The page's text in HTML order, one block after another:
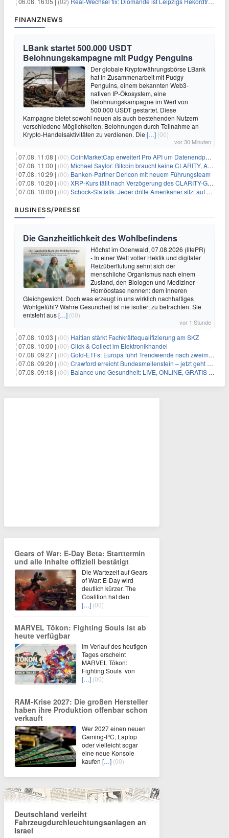
FINANZNEWS
LBank startet 500.000 USDT
Belohnungskampagne mit Pudgy Penguins
Der globale Kryptowährungsbörse LBank
hat in Zusammenarbeit mit Pudgy
Penguins, einem bekannten Web3-
nativen IP-Ökosystem, eine
Belohnungskampagne im Wert von
500.000 USDT gestartet. Diese
Kampagne bietet sowohl neuen als auch bestehenden Nutzern
verschiedene Möglichkeiten, Belohnungen durch Teilnahme an
Krypto-Handelsaktivitäten zu verdienen. Die […] (00)
vor 30 Minuten
07.08. 11:08 | (00) CoinMarketCap erweitert Pro API um Datenendpunkte für reale Vermögenswerte
07.08. 11:00 | (00) Michael Saylor: Bitcoin braucht keine CLARITY, Amerika schon
07.08. 10:29 | (00) Banken-Partner Dericon mit neuem Führungsteam
07.08. 10:20 | (00) XRP-Kurs fällt nach Verzögerung des CLARITY-Gesetzes, Analyst warnt vor schwachem August-Trend
07.08. 10:00 | (00) Schock-Statistik: Jeder dritte Amerikaner sitzt auf dem Trockenen – warum Sparen zur Luxus-Aktivität wird
BUSINESS/PRESSE
Die Ganzheitlichkeit des Wohlbefindens
Höchst im Odenwald, 07.08.2026 (lifePR)
- In einer Welt voller Hektik und digitaler
Reizüberflutung sehnt sich der
menschliche Organismus nach einem
Zustand, den Biologen und Mediziner
Homöostase nennen: dem inneren
Gleichgewicht. Doch was erzeugt in uns wirklich nachhaltiges
Wohlgefühl? Wahre Gesundheit ist nie isoliert zu betrachten. Sie
entsteht aus[…] (00)
vor 1 Stunde
07.08. 10:03 | (00) Haitian stärkt Fachkräftequalifizierung am SKZ
07.08. 10:00 | (00) Click & Collect im Elektronikhandel
07.08. 09:27 | (00) Gold-ETFs: Europa führt Trendwende nach zweimonatiger Schwächephase an
07.08. 09:20 | (00) Crawford erreicht Bundesmeilenstein – jetzt geht es in die finale Phase!
07.08. 09:18 | (00) Balance und Gesundheit: LIVE, ONLINE, GRATIS am Mi 19.08.2026 um 19:00 Uhr
Gears of War: E-Day Beta: Starttermin
und alle Inhalte offiziell bestätigt
Die Wartezeit auf Gears
of War: E-Day wird
deutlich kürzer. The
Coalition hat den
[…] (00)
MARVEL Tōkon: Fighting Souls ist ab
heute verfügbar
Im Verlauf des heutigen
Tages erscheint
MARVEL Tōkon:
Fighting Souls von
[…] (00)
RAM-Krise 2027: Die großen Hersteller
haben ihre Produktion offenbar schon
verkauft
Wer 2027 einen neuen
Gaming-PC, Laptop
oder vielleicht sogar
eine neue Konsole
kaufen […] (00)
Deutschland verleiht
Fahrzeugdurchleuchtungsanlagen an
Israel